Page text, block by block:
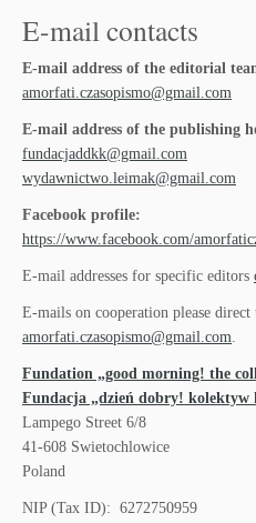
E-mail contacts
E-mail address of the editorial
amorfati.czasopismo@gmail.com
E-mail address of the publishing
fundacjaddkk@gmail.com
wydawnictwo.leimak@gmail.com
Facebook profile:
https://www.facebook.com/
E-mail addresses for specific editors
E-mails on cooperation please direct
amorfati.czasopismo@gmail.com.
Fundation „good morning! the
Fundacja „dzień dobry!
Lampego Street 6/8
41-608 Swietochlowice
Poland
NIP (Tax ID): 6272750959